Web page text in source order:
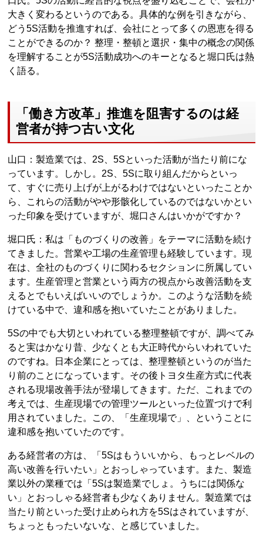
大きく変わるというのである。具体的な例を引きながら、
どう5S活動を推進すれば、会社にとって多くの恩恵を得る
ことができるのか？ 整理・整頓と選択・集中の概念の関係
を理解することが5S活動成功へのキーとなると堀口氏は熱
く語る。
「働き方改革」推進を阻害するのは経
営者が持つ古い文化
山口：製造業では、2S、5Sといった活動が当たり前にな
っています。しかし。2S、5Sに取り組んだからといっ
て、すぐに売り上げが上がるわけではないといったことか
ら、これらの活動がやや形骸化しているのではないかとい
った印象を受けていますが、堀口さんはいかがですか？
堀口氏：私は「ものづくりの改善」をテーマに活動を続け
てきました。営業や工場の生産管理も経験しています。現
在は、全社のものづくりに関わるセクションに所属してい
ます。生産管理と営業という両方の視点から改善活動を支
えるとでもいえばいいのでしょうか。このような活動を続
けている中で、違和感を抱いていたことがありました。
5Sの中でも大切といわれている整理整頓ですが、調べてみ
ると実はかなり昔、少なくとも大正時代からいわれていた
のですね。日本企業にとっては、整理整頓というのが当た
り前のことになっています。その後トヨタ生産方式に代表
される現場改善手法が登場してきます。ただ、これまでの
考えでは、生産現場での管理ツールといった位置づけで利
用されていました。この、「生産現場で」、ということに
違和感を抱いていたのです。
ある経営者の方は、「5Sはもういいから、もっとレベルの
高い改善を行いたい」とおっしゃっています。また、製造
業以外の業種では「5Sは製造業でしょ。うちには関係な
い」とおっしゃる経営者も少なくありません。製造業では
当たり前といった受け止められ方を5Sはされていますが、
ちょっともったいないな、と感じていました。